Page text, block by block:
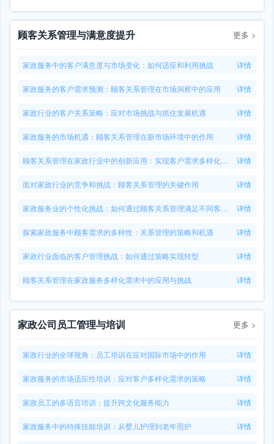
顾客关系管理与满意度提升 更多 >
家政服务中的客户满意度与市场变化：如何适应和利用挑战 详情
家政服务的客户需求预测：顾客关系管理在市场洞察中的应用 详情
家政行业的客户关系策略：应对市场挑战与抓住发展机遇 详情
家政服务的市场机遇：顾客关系管理在新市场环境中的作用 详情
详情
面对家政行业的竞争和挑战：顾客关系管理的关键作用 详情
详情
探索家政服务中顾客需求的多样性：关系管理的策略和机遇 详情
家政行业面临的客户管理挑战：如何通过策略实现转型 详情
顾客关系管理在家政服务多样化需求中的应用与挑战 详情
家政公司员工管理与培训 更多 >
家政行业的全球视角：员工培训在应对国际市场中的作用 详情
家政服务的市场适应性培训：应对客户多样化需求的策略 详情
家政员工的多语言培训：提升跨文化服务能力 详情
家政服务中的特殊技能培训：从婴儿护理到老年照护 详情